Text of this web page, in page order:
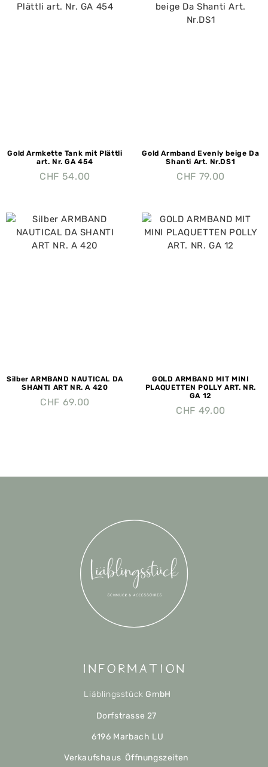
Gold Armkette Tank mit Plättli
art. Nr. GA 454
CHF 54.00
Gold Armband Evenly beige Da
Shanti Art. Nr.DS1
CHF 79.00
Silber ARMBAND NAUTICAL DA
SHANTI ART NR. A 420
CHF 69.00
GOLD ARMBAND MIT MINI
PLAQUETTEN POLLY ART. NR.
GA 12
CHF 49.00
Information
Liäblingsstück GmbH
Dorfstrasse 27
6196 Marbach LU
Verkaufshaus Öffnungszeiten